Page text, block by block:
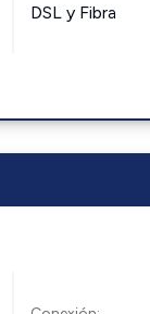
DSL y Fibra